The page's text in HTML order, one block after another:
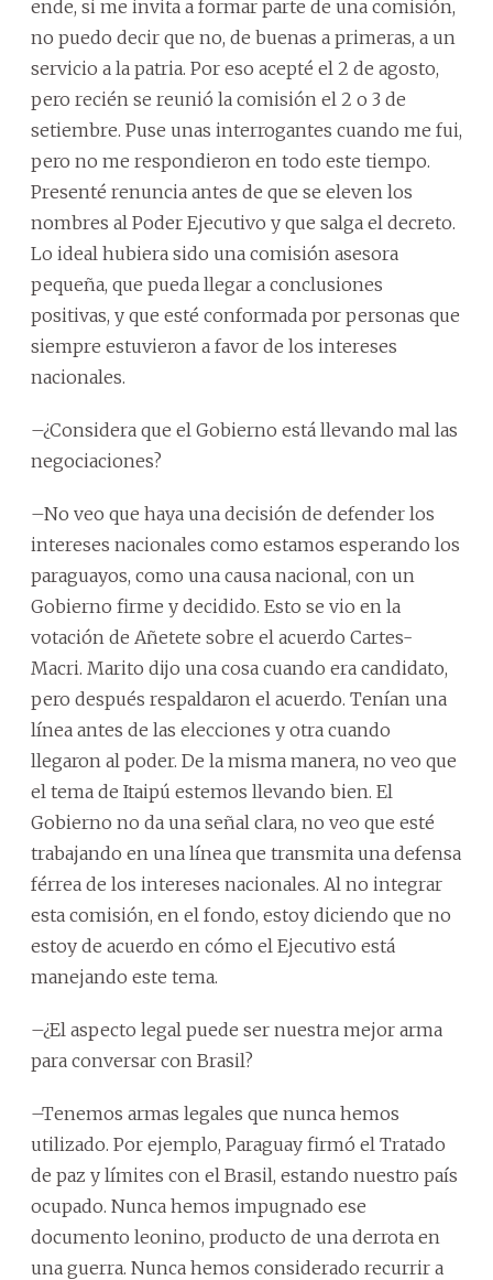
ende, si me invita a formar parte de una comisión,
no puedo decir que no, de buenas a primeras, a un
servicio a la patria. Por eso acepté el 2 de agosto,
pero recién se reunió la comisión el 2 o 3 de
setiembre. Puse unas interrogantes cuando me fui,
pero no me respondieron en todo este tiempo.
Presenté renuncia antes de que se eleven los
nombres al Poder Ejecutivo y que salga el decreto.
Lo ideal hubiera sido una comisión asesora
pequeña, que pueda llegar a conclusiones
positivas, y que esté conformada por personas que
siempre estuvieron a favor de los intereses
nacionales.
–¿Considera que el Gobierno está llevando mal las
negociaciones?
–No veo que haya una decisión de defender los
intereses nacionales como estamos esperando los
paraguayos, como una causa nacional, con un
Gobierno firme y decidido. Esto se vio en la
votación de Añetete sobre el acuerdo Cartes-
Macri. Marito dijo una cosa cuando era candidato,
pero después respaldaron el acuerdo. Tenían una
línea antes de las elecciones y otra cuando
llegaron al poder. De la misma manera, no veo que
el tema de Itaipú estemos llevando bien. El
Gobierno no da una señal clara, no veo que esté
trabajando en una línea que transmita una defensa
férrea de los intereses nacionales. Al no integrar
esta comisión, en el fondo, estoy diciendo que no
estoy de acuerdo en cómo el Ejecutivo está
manejando este tema.
–¿El aspecto legal puede ser nuestra mejor arma
para conversar con Brasil?
–Tenemos armas legales que nunca hemos
utilizado. Por ejemplo, Paraguay firmó el Tratado
de paz y límites con el Brasil, estando nuestro país
ocupado. Nunca hemos impugnado ese
documento leonino, producto de una derrota en
una guerra. Nunca hemos considerado recurrir a